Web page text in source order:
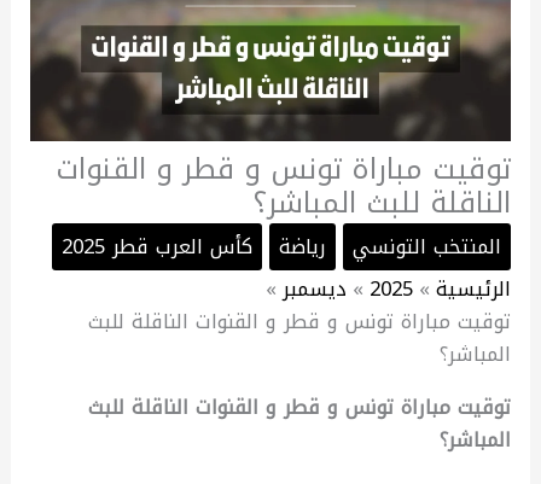
توقيت مباراة تونس و قطر و القنوات
الناقلة للبث المباشر؟
المنتخب التونسي رياضة
كأس العرب قطر 2025
الرئيسية
2025
ديسمبر
توقيت مباراة تونس و قطر و القنوات الناقلة للبث
المباشر؟
توقيت مباراة تونس و قطر و القنوات الناقلة للبث
المباشر؟